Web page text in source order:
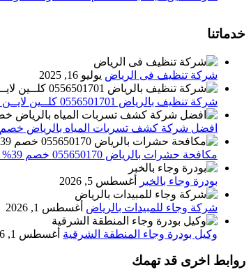
خدماتنا
شركة تنظيف فى الرياض يوليو 16, 2025
شركة تنظيف بالرياض 0556501701 كلــين لايــن خصم 39% تنظيف وتعقيم المنازل باحدث الاجهزة
افضل شركة كشف تسربات المياه بالرياض خصم 39% اطلب الان 0556501701‬‏ – تقارير معتمدة
مكافحة حشرات بالرياض 055650170 خصم 39% القضاء التام علي الحشرات والقوارض
بودرة وجاء بالخبر أغسطس 5, 2026
شركة وجاء للمبيدات بالرياض أغسطس 1, 2026
وكيل بودرة وجاء المنطقة الشرقية أغسطس 1, 2026
روابط اخرى قد تهمك